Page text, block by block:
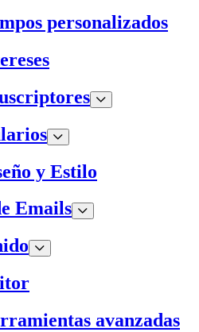
personalizados
y Estilo
Emails
avanzadas